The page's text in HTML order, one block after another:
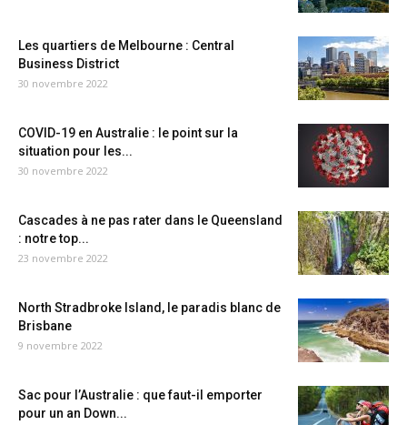
Les quartiers de Melbourne : Central
Business District
30 novembre 2022
COVID-19 en Australie : le point sur la
situation pour les...
30 novembre 2022
Cascades à ne pas rater dans le Queensland
: notre top...
23 novembre 2022
North Stradbroke Island, le paradis blanc de
Brisbane
9 novembre 2022
Sac pour l’Australie : que faut-il emporter
pour un an Down...